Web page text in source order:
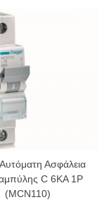
Ασφάλεια
C 6KA 1P
(MCN110)